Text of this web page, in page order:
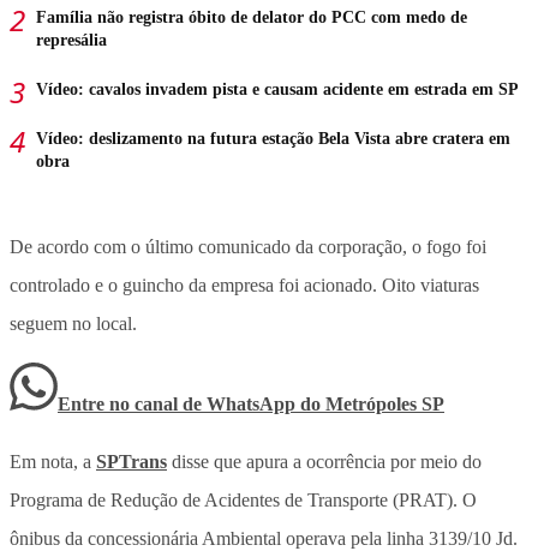
Família não registra óbito de delator do PCC com medo de
represália
Vídeo: cavalos invadem pista e causam acidente em estrada em SP
Vídeo: deslizamento na futura estação Bela Vista abre cratera em
obra
De acordo com o último comunicado da corporação, o fogo foi
controlado e o guincho da empresa foi acionado. Oito viaturas
seguem no local.
Entre no canal de WhatsApp do Metrópoles SP
Em nota, a SPTrans disse que apura a ocorrência por meio do
Programa de Redução de Acidentes de Transporte (PRAT). O
ônibus da concessionária Ambiental operava pela linha 3139/10 Jd.